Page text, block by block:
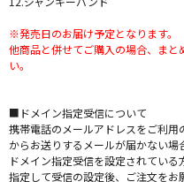
※発売日のお届け予定となります。
他商品と併せてご購入の場合、ま
い。
■ドメイン指定受信について
携帯電話のメールアドレスをご利用
からお送りするメールが届かない場
ドメイン指定受信を設定されてい
指定して受信の設定後、ご注文をお